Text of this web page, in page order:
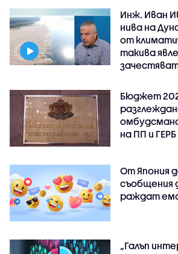
Инж. Иван
нива на
от
такива
Бюджет
на ПП и ГЕРБ
От Япония
съобщения
раждат
„Галъп